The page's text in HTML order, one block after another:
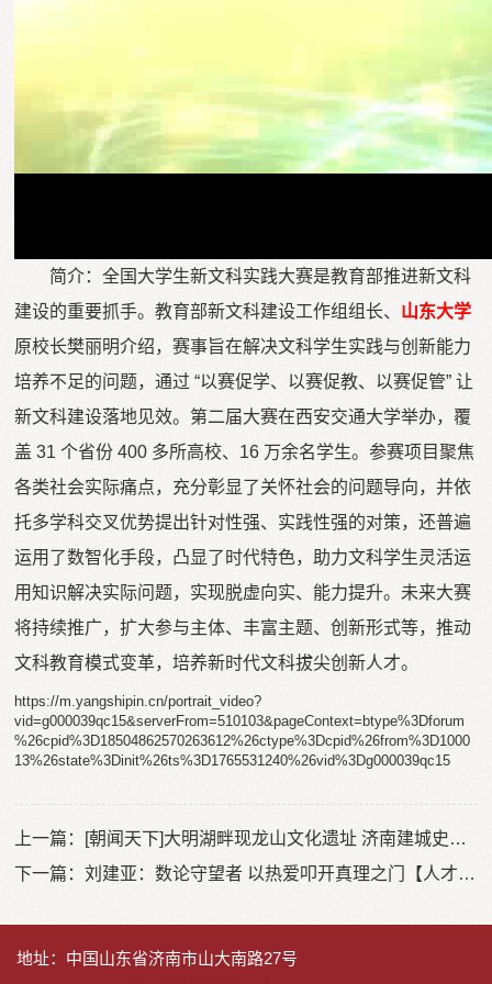
简介：全国大学生新文科实践大赛是教育部推进新文科
建设的重要抓手。教育部新文科建设工作组组长、 山东大学
原校长樊丽明介绍，赛事旨在解决文科学生实践与创新能力
培养不足的问题，通过 “以赛促学、以赛促教、以赛促管” 让
新文科建设落地见效。第二届大赛在西安交通大学举办，覆
盖 31 个省份 400 多所高校、16 万余名学生。参赛项目聚焦
各类社会实际痛点，充分彰显了关怀社会的问题导向，并依
托多学科交叉优势提出针对性强、实践性强的对策，还普遍
运用了数智化手段，凸显了时代特色，助力文科学生灵活运
用知识解决实际问题，实现脱虚向实、能力提升。未来大赛
将持续推广，扩大参与主体、丰富主题、创新形式等，推动
文科教育模式变革，培养新时代文科拔尖创新人才。
https://m.yangshipin.cn/portrait_video?
vid=g000039qc15&serverFrom=510103&pageContext=btype%3Dforum
%26cpid%3D18504862570263612%26ctype%3Dcpid%26from%3D1000
13%26state%3Dinit%26ts%3D1765531240%26vid%3Dg000039qc15
上一篇：
[朝闻天下]大明湖畔现龙山文化遗址 济南建城史可追溯至4200年前
下一篇：
刘建亚：数论守望者 以热爱叩开真理之门【人才强省建设进行时】
地址：中国山东省济南市山大南路27号